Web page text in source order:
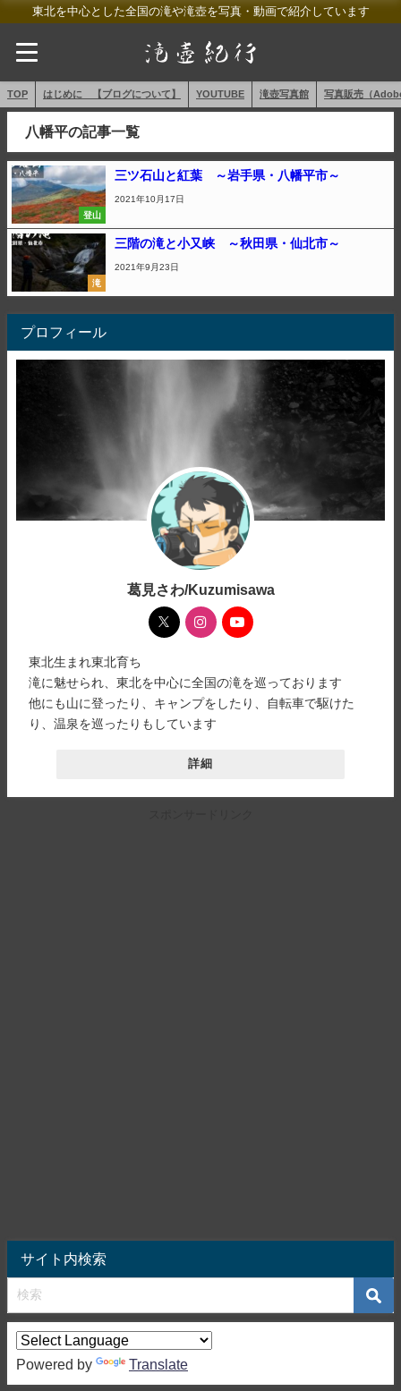
東北を中心とした全国の滝や滝壺を写真・動画で紹介しています
TOP はじめに 【ブログについて】 YOUTUBE 滝壺写真館 写真販売（
八幡平の記事一覧
登山
三ツ石山と紅葉 ～岩手県・八幡平市～
2021年10月17日
滝
三階の滝と小又峡 ～秋田県・仙北市～
2021年9月23日
プロフィール
葛見さわ/Kuzumisawa
東北生まれ東北育ち
滝に魅せられ、東北を中心に全国の滝を巡っております
他にも山に登ったり、キャンプをしたり、自転車で駆けた
り、温泉を巡ったりもしています
詳細
サイト内検索
Powered by Translate